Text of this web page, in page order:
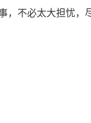
不必太大担忧，